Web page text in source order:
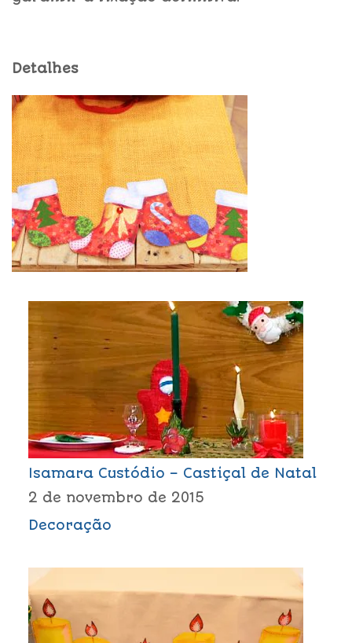
Detalhes
Isamara Custódio – Castiçal de Natal
2 de novembro de 2015
Decoração